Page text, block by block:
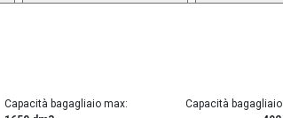
Capacità bagagliaio max:
Capacità